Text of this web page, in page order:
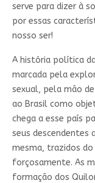
serve para dizer à
por essas
nosso ser!
A história política
marcada pela
sexual, pela mão
ao Brasil como
chega a esse país
seus descendentes
mesma, trazidos
forçosamente. As
formação dos